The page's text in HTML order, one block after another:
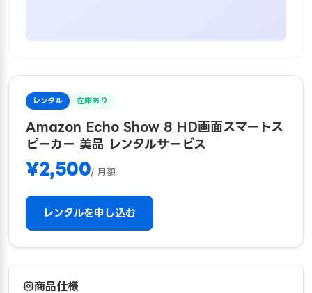
レンタル 在庫あり
Amazon Echo Show 8 HD画面スマートス
ピーカー 美品 レンタルサービス
¥2,500/ 月額
レンタルを申し込む
商品仕様